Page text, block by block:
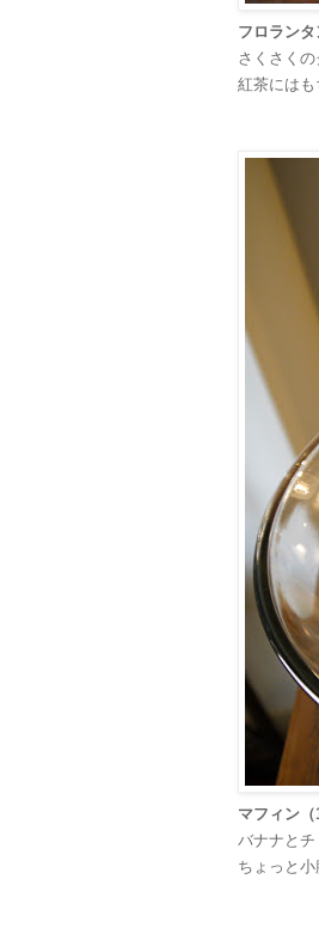
フロランタ
さくさく
紅茶には
マフィン（
バナナと
ちょっと小